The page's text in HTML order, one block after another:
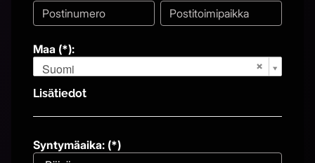
Maa (*):
Suomi
Lisätiedot
Syntymäaika: (*)